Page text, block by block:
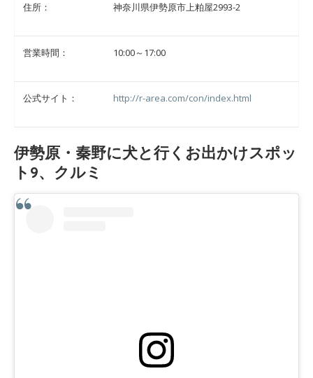
住所： 神奈川県伊勢原市上粕屋2993-2
営業時間： 10:00～17:00
公式サイト： http://r-area.com/con/index.html
伊勢原・秦野に犬と行くお出かけスポッ
ト9、クルミ